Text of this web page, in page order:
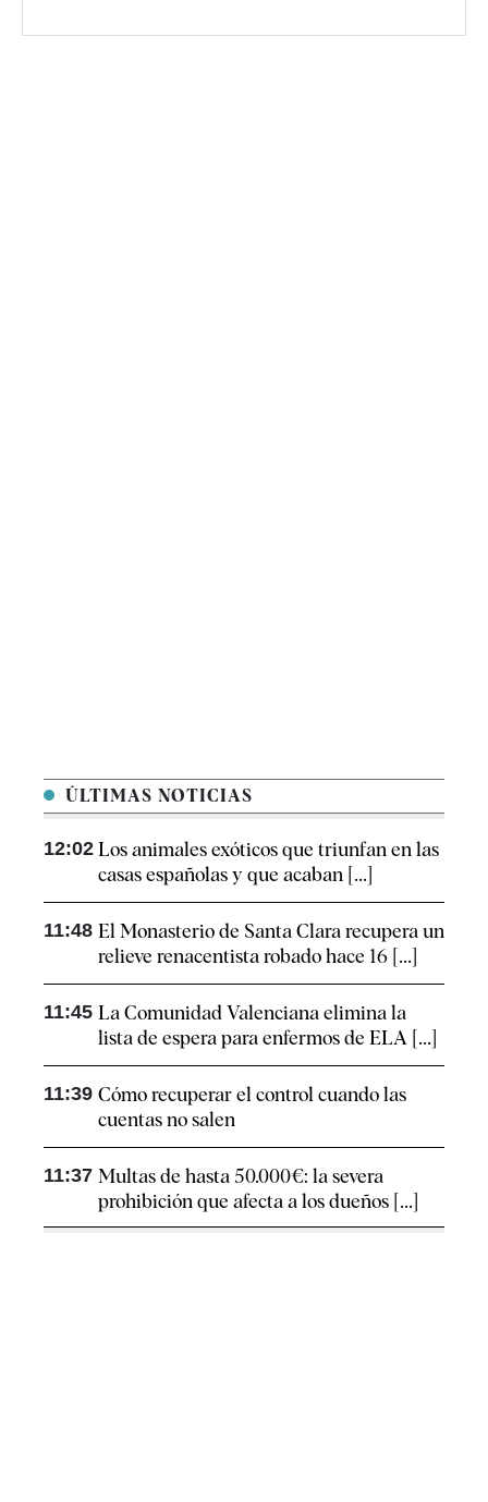
ÚLTIMAS NOTICIAS
12:02 Los animales exóticos que triunfan en las
casas españolas y que acaban [...]
11:48 El Monasterio de Santa Clara recupera un
relieve renacentista robado hace 16 [...]
11:45 La Comunidad Valenciana elimina la
lista de espera para enfermos de ELA [...]
11:39 Cómo recuperar el control cuando las
cuentas no salen
11:37 Multas de hasta 50.000€: la severa
prohibición que afecta a los dueños [...]